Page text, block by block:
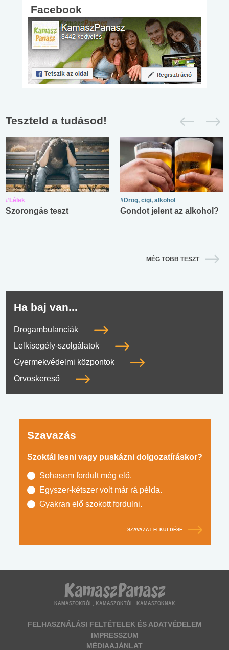
Facebook
Teszteld a tudásod!
#Lélek
Szorongás teszt
#Drog, cigi, alkohol
Gondot jelent az alkohol?
MÉG TÖBB TESZT
Ha baj van...
Drogambulanciák
Lelkisegély-szolgálatok
Gyermekvédelmi központok
Orvoskereső
Szavazás
Szoktál lesni vagy puskázni dolgozatíráskor?
Sohasem fordult még elő.
Egyszer-kétszer volt már rá példa.
Gyakran elő szokott fordulni.
SZAVAZAT ELKÜLDÉSE
KAMASZOKRÓL, KAMASZOKTÓL, KAMASZOKNAK
FELHASZNÁLÁSI FELTÉTELEK ÉS ADATVÉDELEM
IMPRESSZUM
MÉDIAAJÁNLAT